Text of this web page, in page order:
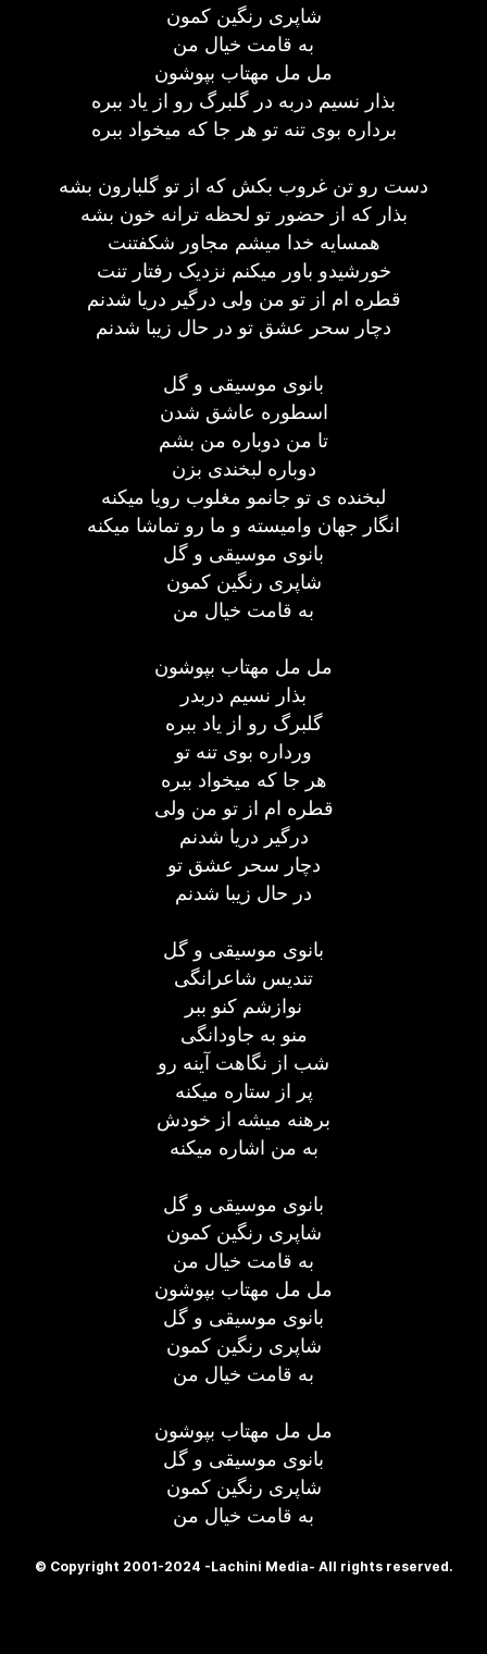
شاپری رنگین کمون
به قامت خیال من
مل مل مهتاب بپوشون
بذار نسیم دربه در گلبرگ رو از یاد ببره
برداره بوی تنه تو هر جا که میخواد ببره
دست رو تن غروب بکش که از تو گلبارون بشه
بذار که از حضور تو لحظه ترانه خون بشه
همسایه خدا میشم مجاور شکفتنت
خورشیدو باور میکنم نزدیک رفتار تنت
قطره ام از تو من ولی درگیر دریا شدنم
دچار سحر عشق تو در حال زیبا شدنم
بانوی موسیقی و گل
اسطوره عاشق شدن
تا من دوباره من بشم
دوباره لبخندی بزن
لبخنده ی تو جانمو مغلوب رویا میکنه
انگار جهان وامیسته و ما رو تماشا میکنه
بانوی موسیقی و گل
شاپری رنگین کمون
به قامت خیال من
مل مل مهتاب بپوشون
بذار نسیم دربدر
گلبرگ رو از یاد ببره
ورداره بوی تنه تو
هر جا که میخواد ببره
قطره ام از تو من ولی
درگیر دریا شدنم
دچار سحر عشق تو
در حال زیبا شدنم
بانوی موسیقی و گل
تندیس شاعرانگی
نوازشم کنو ببر
منو به جاودانگی
شب از نگاهت آینه رو
پر از ستاره میکنه
برهنه میشه از خودش
به من اشاره میکنه
بانوی موسیقی و گل
شاپری رنگین کمون
به قامت خیال من
مل مل مهتاب بپوشون
بانوی موسیقی و گل
شاپری رنگین کمون
به قامت خیال من
مل مل مهتاب بپوشون
بانوی موسیقی و گل
شاپری رنگین کمون
به قامت خیال من
© Copyright 2001-2024 -Lachini Media- All rights reserved.